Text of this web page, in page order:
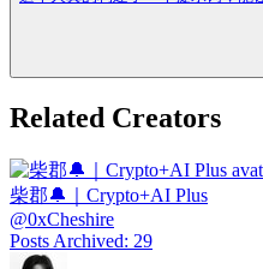
Related Creators
柴郡🔔｜Crypto+AI Plus
@0xCheshire
Posts Archived: 29